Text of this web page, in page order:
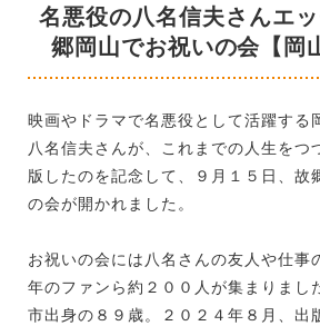
名悪役の八名信夫さんエ
郷岡山でお祝いの会【岡
映画やドラマで名悪役として活躍する
八名信夫さんが、これまでの人生をつ
版したのを記念して、９月１５日、故
の会が開かれました。
お祝いの会には八名さんの友人や仕事
年のファンら約２００人が集まりまし
市出身の８９歳。２０２４年８月、出